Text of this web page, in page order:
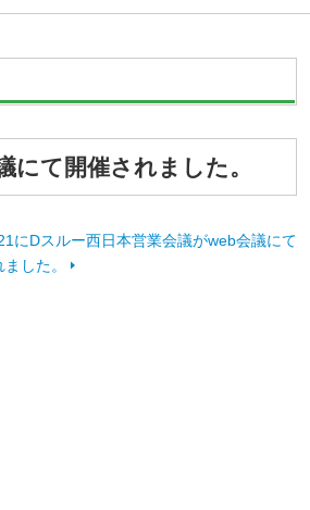
にて開催されました。
にDスルー西日本営業会議がweb会議にて
した。